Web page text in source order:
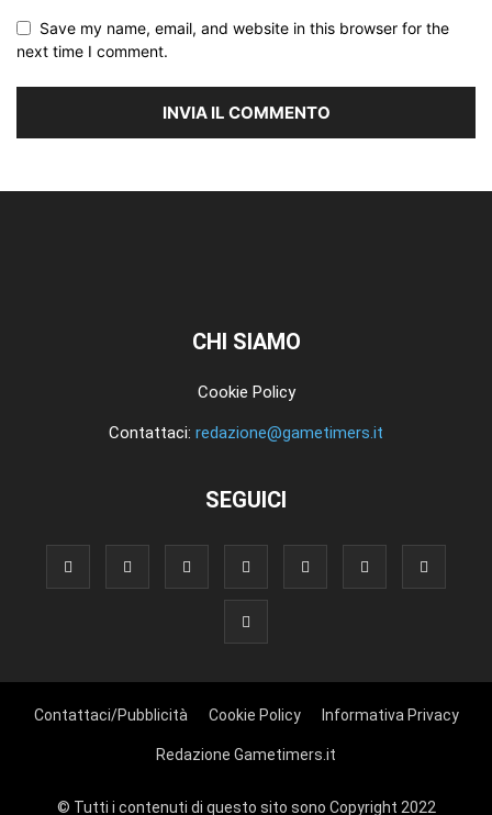
Save my name, email, and website in this browser for the
next time I comment.
CHI SIAMO
Cookie Policy
Contattaci: redazione@gametimers.it
SEGUICI
Contattaci/Pubblicità Cookie Policy Informativa Privacy
Redazione Gametimers.it
© Tutti i contenuti di questo sito sono Copyright 2022